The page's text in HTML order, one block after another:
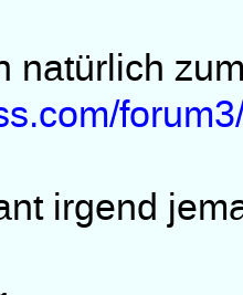
natürlich
irgend